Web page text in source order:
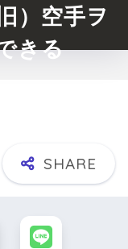
）空手ヲ
きる